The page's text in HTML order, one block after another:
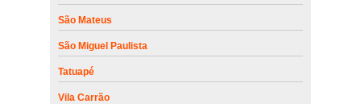
onde encontro empresa de manutenção de portão portões de
garagem Saúde
onde encontrar empresa de manutenção de portão Barueri
onde encontrar empresa de manutenção de portão de aço de
enrolar Jardins
São Mateus
São Miguel Paulista
Tatuapé
Vila Carrão